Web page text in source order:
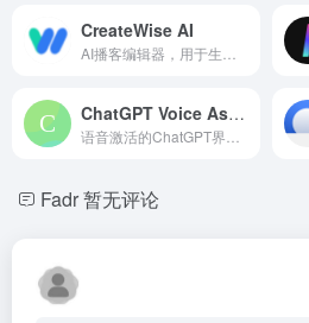
CreateWise AI
ChatGPT Voice Assistant
Fadr暂无评论